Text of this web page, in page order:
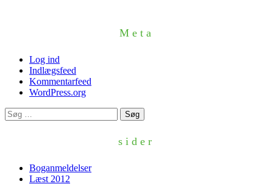
Meta
Log ind
Indlægsfeed
Kommentarfeed
WordPress.org
Søg
efter:
sider
Boganmeldelser
Læst 2012